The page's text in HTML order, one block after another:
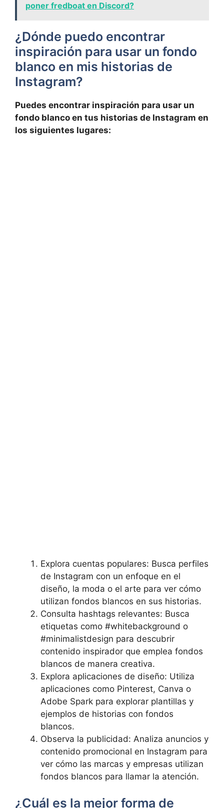
poner fredboat en Discord?
¿Dónde puedo encontrar ​
inspiración para usar un fondo
blanco​ en mis historias de
Instagram?
Puedes encontrar inspiración para ⁣usar ​un
fondo‍ blanco en tus historias ⁤de Instagram ⁣en
‍los siguientes lugares:
Explora cuentas populares: Busca perfiles
‍de Instagram con ‍un enfoque en el
‍diseño, la ⁢moda o el arte para ver cómo
utilizan fondos‌ blancos en⁣ sus ‍historias.
Consulta ⁣hashtags relevantes: Busca
etiquetas como ​#whitebackground o
#minimalistdesign ⁢para descubrir
contenido inspirador ⁣que emplea fondos
blancos ‌de manera creativa.
Explora aplicaciones de diseño: Utiliza
aplicaciones como Pinterest,​ Canva o
Adobe Spark para explorar plantillas y
ejemplos⁤ de historias ​con fondos
blancos.
Observa la publicidad: Analiza anuncios ⁤y
⁣contenido promocional⁢ en ⁤Instagram para
ver⁢ cómo las marcas y empresas utilizan
fondos blancos‍ para llamar‍ la ‌atención.
¿Cuál es la mejor forma de